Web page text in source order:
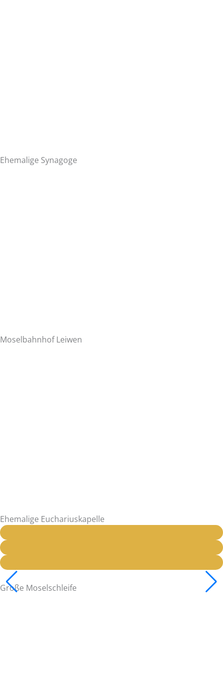
Ehemalige Synagoge
Moselbahnhof Leiwen
Ehemalige Euchariuskapelle
Große Moselschleife